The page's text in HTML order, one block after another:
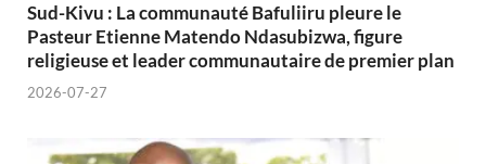
Sud-Kivu : La communauté Bafuliiru pleure le
Pasteur Etienne Matendo Ndasubizwa, figure
religieuse et leader communautaire de premier plan
2026-07-27